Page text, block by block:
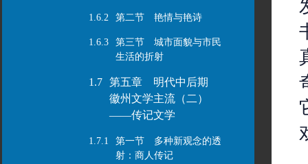
1.6.2 第二节 艳情与艳诗
1.6.3
第三节 城市面貌与市民
生活的折射
1.7
第五章 明代中后期
徽州文学主流（二）
——传记文学
1.7.1
第一节 多种新观念的透
射：商人传记